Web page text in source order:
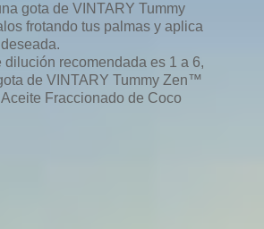
gota de VINTARY Tummy
frotando tus palmas y aplica
dilución recomendada es 1 a 6,
de VINTARY Tummy Zen™
Fraccionado de Coco